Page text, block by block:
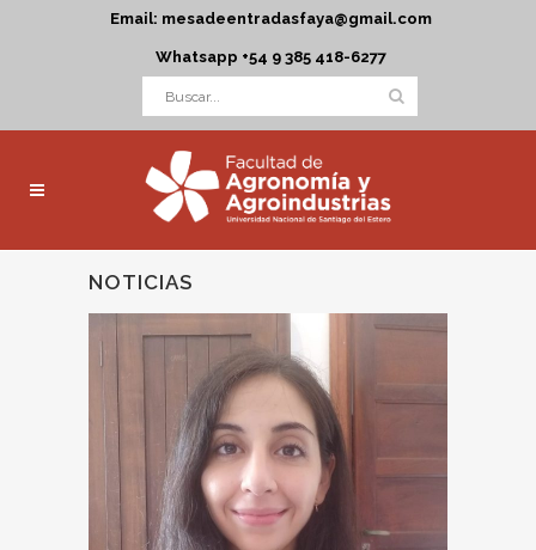
Email: mesadeentradasfaya@gmail.com
Whatsapp +54 9 385 418-6277
NOTICIAS